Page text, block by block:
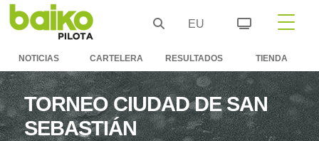
EU
NOTICIAS CARTELERA RESULTADOS TIENDA
TORNEO CIUDAD DE SAN
SEBASTIÁN